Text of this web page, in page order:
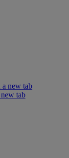
new tab
tab